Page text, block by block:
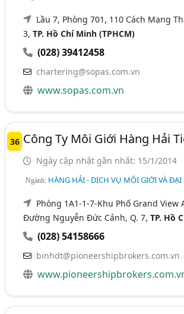
Lầu 7, Phòng 701, 110 Cách Mạng
3,TP. Hồ Chí Minh (TPHCM)
(028) 39412458
chartering@sopas.com.vn
www.sopas.com.vn
36 Công Ty Môi Giới Hàng Hải
Ngày cập nhật gần nhất: 15/1/2014
Ngành: HÀNG HẢI - DỊCH VỤ MÔI GIỚI VÀ ĐẠI
Phòng 1A1-1-7-Khu Phố Grand View
Đường Nguyễn Đức Cảnh, Q. 7,TP. Hồ
(028) 54158666
binhdt@pioneershipbrokers.com.vn